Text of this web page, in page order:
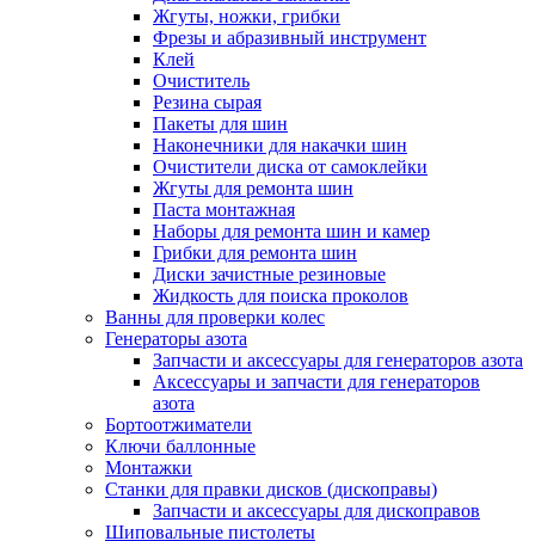
Жгуты, ножки, грибки
Фрезы и абразивный инструмент
Клей
Очиститель
Резина сырая
Пакеты для шин
Наконечники для накачки шин
Очистители диска от самоклейки
Жгуты для ремонта шин
Паста монтажная
Наборы для ремонта шин и камер
Грибки для ремонта шин
Диски зачистные резиновые
Жидкость для поиска проколов
Ванны для проверки колес
Генераторы азота
Запчасти и аксессуары для генераторов азота
Аксессуары и запчасти для генераторов
азота
Бортоотжиматели
Ключи баллонные
Монтажки
Станки для правки дисков (дископравы)
Запчасти и аксессуары для дископравов
Шиповальные пистолеты